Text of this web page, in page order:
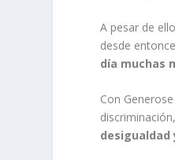
A pesar de
desde
día muchas
Con
desigualdad